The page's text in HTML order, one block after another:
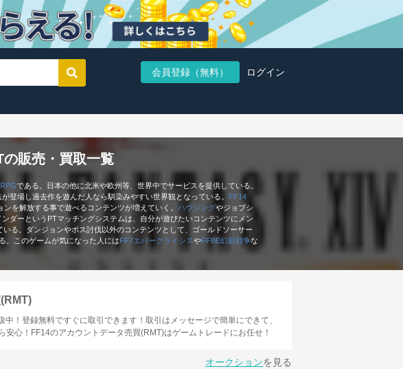
会員登録（無料） ログイン
販売・買取一覧
である。日本の他に北米や欧州等、世界中でサービスを提供している。
登場し過去作を遊んだ人なら馴染みやすい世界観となっている。 FF14
を解放する事で遊べるコンテンツが増えていく。 ハウジングやジョブシ
ダーというPTマッチングシステムは、自分が遊びたいコンテンツにメン
る。ダンジョンやボス討伐以外のコンテンツとして、ゴールドソーサー
。このゲームが気になった人にはFF7エバークライシスやFFBE幻影戦争な
！登録無料ですぐに取引できます！取引はメッセージで簡単にできて、
心！FF14のアカウントデータ売買(RMT)はゲームトレードにお任せ！
オークションを見る